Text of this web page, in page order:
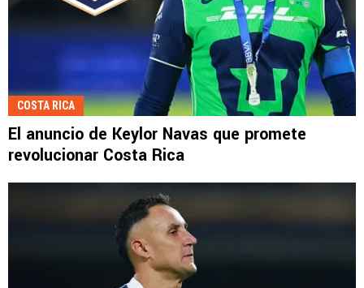
COSTA RICA
El anuncio de Keylor Navas que promete
revolucionar Costa Rica